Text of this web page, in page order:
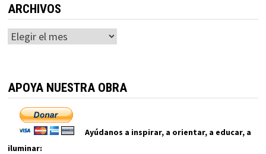
ARCHIVOS
Archivos
APOYA NUESTRA OBRA
Ayúdanos a inspirar, a orientar, a educar, a
iluminar: